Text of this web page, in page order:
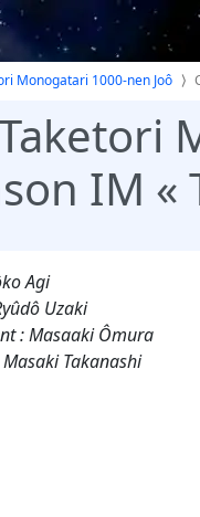
Monogatari 1000-nen Joô
IM «
Agi
Uzaki
: Masaaki Ômura
Takanashi